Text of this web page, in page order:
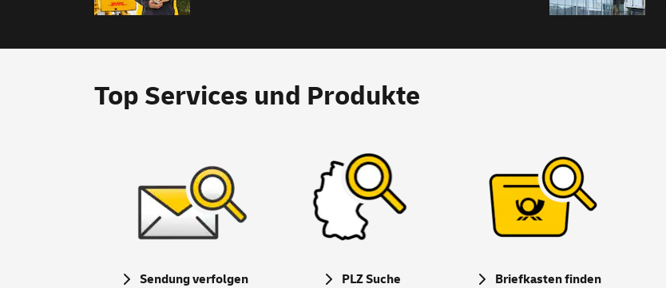
Top Services und Produkte
Sendung verfolgen PLZ Suche Briefkasten finden